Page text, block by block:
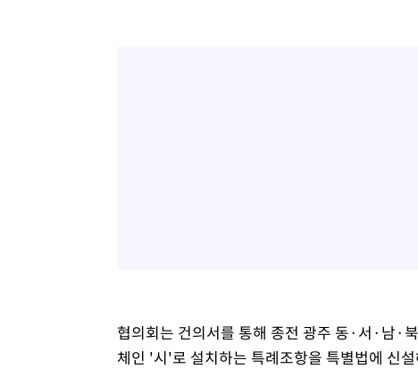
협의회는 건의서를 통해 종전 광주 동·서·남·
체인 '시'로 설치하는 특례조항을 특별법에 신